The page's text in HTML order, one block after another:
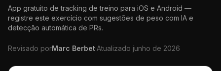
App gratuito de tracking de treino para iOS e Android —
registre este exercício com sugestões de peso com IA e
detecção automática de PRs.
Revisado porMarc Berbet·Atualizado junho de 2026